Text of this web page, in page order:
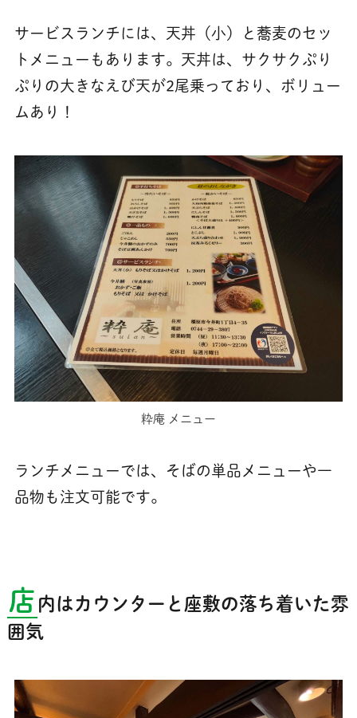
サービスランチには、天丼（小）と蕎麦のセッ
トメニューもあります。天丼は、サクサクぷり
ぷりの大きなえび天が2尾乗っており、ボリュー
ムあり！
粋庵 メニュー
ランチメニューでは、そばの単品メニューや一
品物も注文可能です。
店 内はカウンターと座敷の落ち着いた雰
囲気